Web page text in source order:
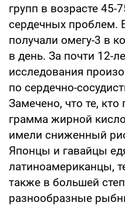
групп в возрасте 45-
сердечных проблем.
получали омегу-3 в
в день. За почти 12-
исследования
по сердечно-
Замечено, что те,
грамма жирной
имели сниженный
Японцы и гавайцы
латиноамериканцы,
также в большей
разнообразные